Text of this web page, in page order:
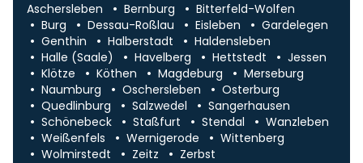
Aschersleben Bernburg
Bitterfeld-Wolfen
Burg
Dessau-Roßlau Eisleben
Gardelegen
Genthin
Halberstadt
Haldensleben
Halle (Saale)
Havelberg Hettstedt
Jessen
Klötze
Köthen Magdeburg
Merseburg
Naumburg
Oschersleben
Osterburg
Quedlinburg
Salzwedel
Sangerhausen
Schönebeck
Staßfurt Stendal
Wanzleben
Weißenfels
Wernigerode
Wittenberg
Wolmirstedt
Zeitz Zerbst